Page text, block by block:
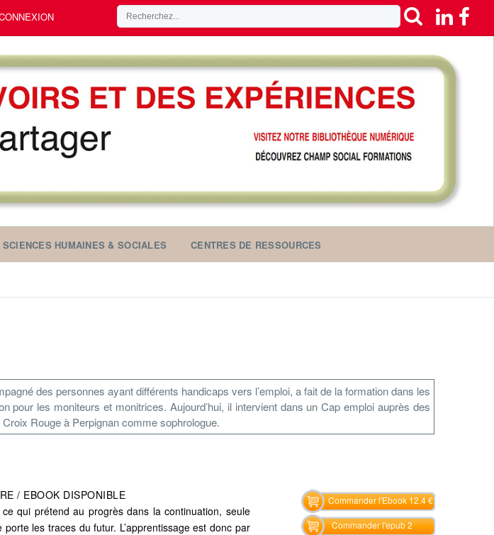
SCIENCES HUMAINES & SOCIALES CENTRES DE RESSOURCES
des personnes ayant différents handicaps vers l’emploi, a fait de la formation dans les
les moniteurs et monitrices. Aujourd’hui, il intervient dans un Cap emploi auprès des
Rouge à Perpignan comme sophrologue.
/ EBOOK DISPONIBLE
qui prétend au progrès dans la continuation, seule
les traces du futur. L’apprentissage est donc par
Commander l'Ebook 12.4 €
Commander l'epub 2